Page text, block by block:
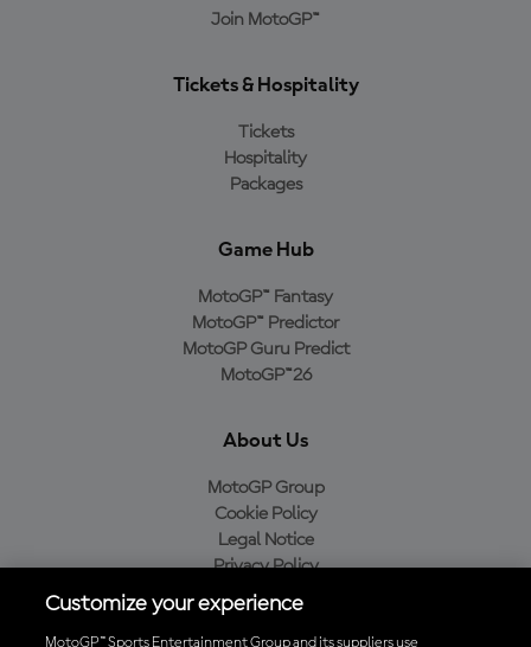
Join MotoGP™
Tickets & Hospitality
Tickets
Hospitality
Packages
Game Hub
MotoGP™ Fantasy
MotoGP™ Predictor
MotoGP Guru Predict
MotoGP™26
About Us
MotoGP Group
Cookie Policy
Legal Notice
Privacy Policy
Purchase Policy
Customize your experience
MotoGP™ Sports Entertainment Group and its suppliers use